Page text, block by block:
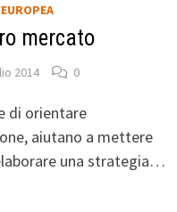
mercato
2014 0
di orientare
aiutano a mettere
una strategia…